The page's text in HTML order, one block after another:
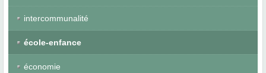
intercommunalité
école-enfance
économie